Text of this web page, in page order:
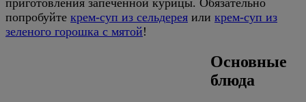
попробуйте крем-суп из сельдерея или крем-суп из
зеленого горошка с мятой!
Основные
блюда